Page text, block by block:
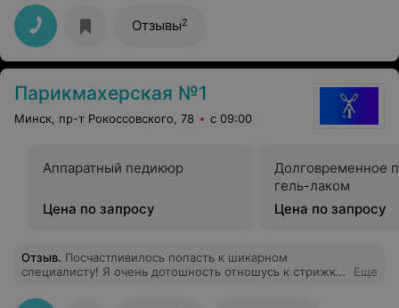
Отзывы2
Парикмахерская №1
Минск, пр-т Рокоссовского, 78 с 09:00
Аппаратный педикюр
Цена по запросу
Долговременное
гель-лаком
Цена по запросу
Отзыв. Посчастливилось попасть к шикарном
специалисту! Я очень дотошность отношусь к стрижке,
золотых ручек, укладка волос -одно удовольствие!
Еще